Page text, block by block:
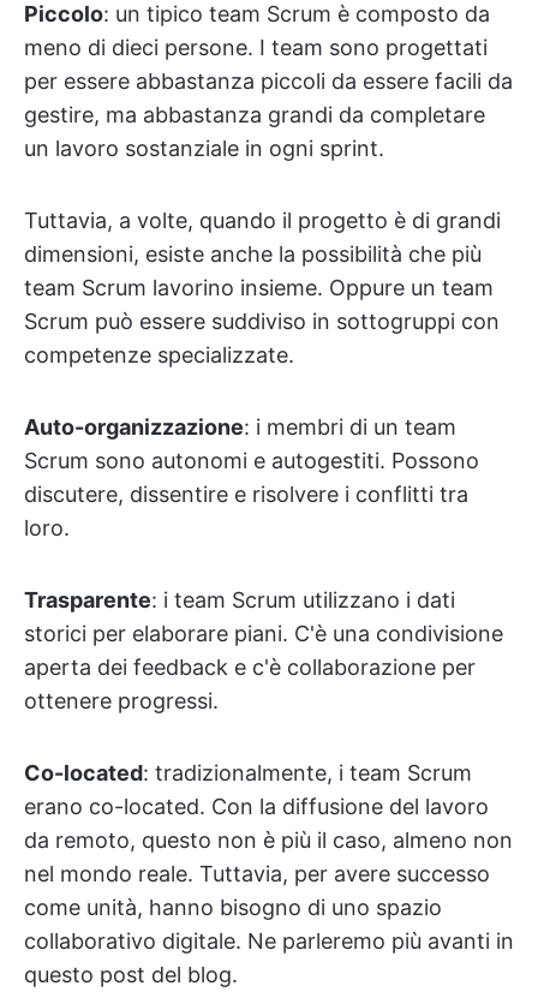
Piccolo: un tipico team Scrum è composto da
meno di dieci persone. I team sono progettati
per essere abbastanza piccoli da essere facili da
gestire, ma abbastanza grandi da completare
un lavoro sostanziale in ogni sprint.
Tuttavia, a volte, quando il progetto è di grandi
dimensioni, esiste anche la possibilità che più
team Scrum lavorino insieme. Oppure un team
Scrum può essere suddiviso in sottogruppi con
competenze specializzate.
Auto-organizzazione: i membri di un team
Scrum sono autonomi e autogestiti. Possono
discutere, dissentire e risolvere i conflitti tra
loro.
Trasparente: i team Scrum utilizzano i dati
storici per elaborare piani. C'è una condivisione
aperta dei feedback e c'è collaborazione per
ottenere progressi.
Co-located: tradizionalmente, i team Scrum
erano co-located. Con la diffusione del lavoro
da remoto, questo non è più il caso, almeno non
nel mondo reale. Tuttavia, per avere successo
come unità, hanno bisogno di uno spazio
collaborativo digitale. Ne parleremo più avanti in
questo post del blog.